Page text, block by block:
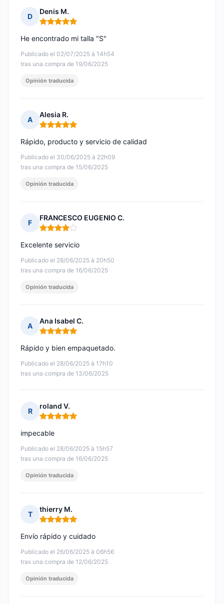
D
Denis M.
Nota: 5 de 5
Publicado el 02/07/2025 à 14h54
tras una compra de 19/06/2025
He encontrado mi talla "S"
Opinión traducida
A
Alesia R.
Nota: 5 de 5
Publicado el 30/06/2025 à 22h09
tras una compra de 15/06/2025
Rápido, producto y servicio de calidad
Opinión traducida
F
FRANCESCO EUGENIO C.
Nota: 4 de 5
Publicado el 28/06/2025 à 20h50
tras una compra de 16/06/2025
Excelente servicio
Opinión traducida
A
Ana Isabel C.
Nota: 5 de 5
Publicado el 28/06/2025 à 17h10
tras una compra de 13/06/2025
Rápido y bien empaquetado.
R
roland V.
Nota: 5 de 5
Publicado el 28/06/2025 à 15h57
tras una compra de 16/06/2025
impecable
Opinión traducida
T
thierry M.
Nota: 5 de 5
Publicado el 26/06/2025 à 06h56
tras una compra de 12/06/2025
Envío rápido y cuidado
Opinión traducida